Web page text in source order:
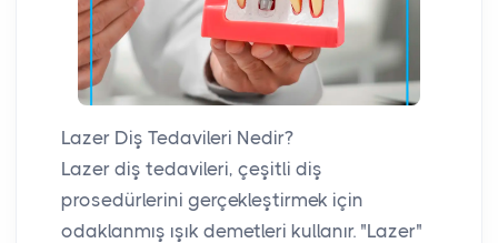
Lazer Diş Tedavileri Nedir?
Lazer diş tedavileri, çeşitli diş
prosedürlerini gerçekleştirmek için
odaklanmış ışık demetleri kullanır. "Lazer"